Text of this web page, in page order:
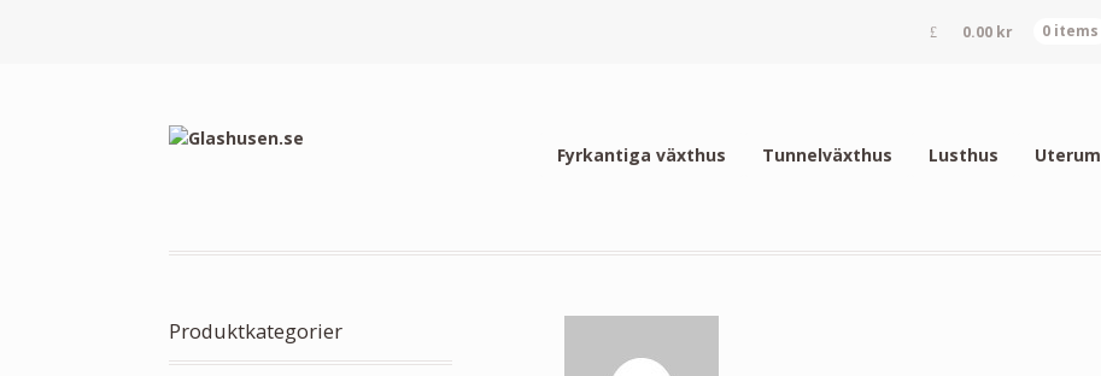
0.00 kr 0 items
Fyrkantiga växthus Tunnelväxthus Lusthus Uterum
Produktkategorier